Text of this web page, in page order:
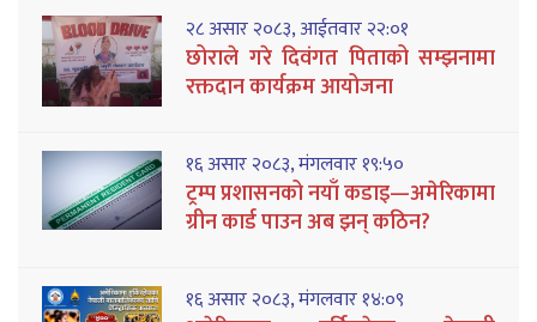
२८ असार २०८३, आईतवार २२:०१
छोराले गरे दिवंगत पिताको सम्झनामा
रक्तदान कार्यक्रम आयोजना
१६ असार २०८३, मंगलवार १९:५०
ट्रम्प प्रशासनको नयाँ कडाइ—अमेरिकामा
ग्रीन कार्ड पाउन अब झन् कठिन?
१६ असार २०८३, मंगलवार १४:०९